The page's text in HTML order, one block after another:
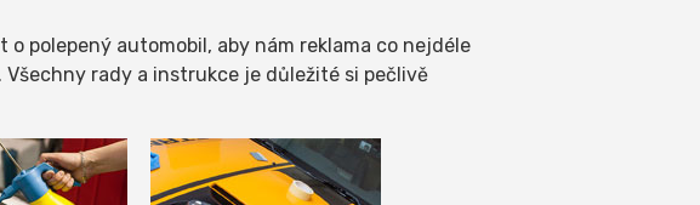
polepený automobil, aby nám reklama co nejdéle
rady a instrukce je důležité si pečlivě